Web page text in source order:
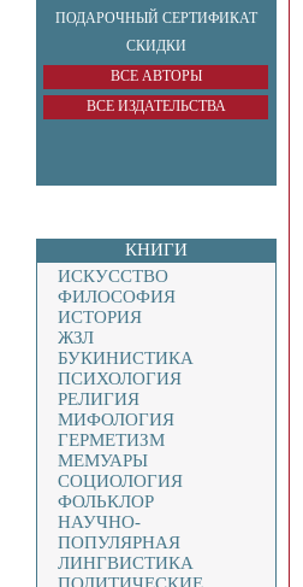
ПОДАРОЧНЫЙ СЕРТИФИКАТ
СКИДКИ
ВСЕ АВТОРЫ
ВСЕ ИЗДАТЕЛЬСТВА
КНИГИ
ИСКУССТВО
ФИЛОСОФИЯ
ИСТОРИЯ
ЖЗЛ
БУКИНИСТИКА
ПСИХОЛОГИЯ
РЕЛИГИЯ
МИФОЛОГИЯ
ГЕРМЕТИЗМ
МЕМУАРЫ
СОЦИОЛОГИЯ
ФОЛЬКЛОР
НАУЧНО-
ПОПУЛЯРНАЯ
ЛИНГВИСТИКА